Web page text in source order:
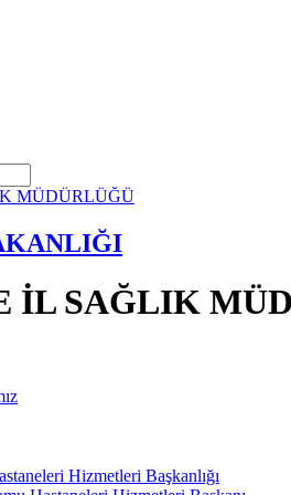
SAĞLIK
Hizmetleri Başkanlığı